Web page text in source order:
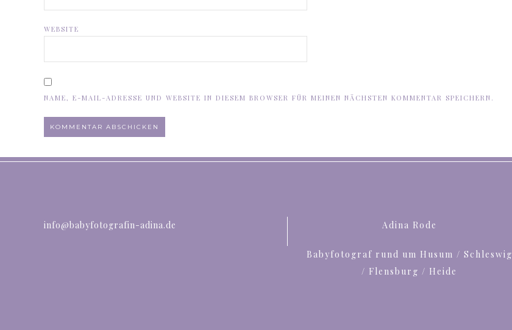
WEBSITE
NAME, E-MAIL-ADRESSE UND WEBSITE IN DIESEM BROWSER FÜR MEINEN NÄCHSTEN KOMMENTAR SPEICHERN.
ALTERNATIVE:
info@babyfotografin-adina.de Adina Rode
Babyfotograf rund um Husum / Schleswig
/ Flensburg / Heide